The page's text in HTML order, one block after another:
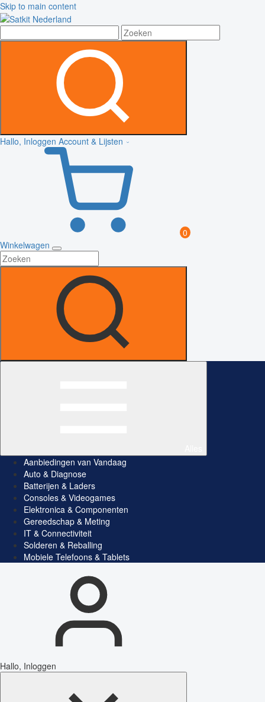
Skip to main content
Hallo, Inloggen Account & Lijsten
0
Winkelwagen
Aanbiedingen van Vandaag
Auto & Diagnose
Batterijen & Laders
Consoles & Videogames
Elektronica & Componenten
Gereedschap & Meting
IT & Connectiviteit
Solderen & Reballing
Mobiele Telefoons & Tablets
Hallo, Inloggen